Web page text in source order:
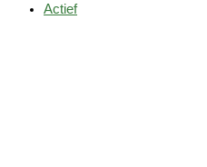
Actief